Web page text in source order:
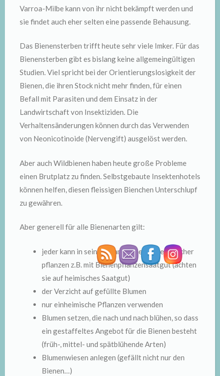
Varroa-Milbe kann von ihr nicht bekämpft werden und
sie findet auch eher selten eine passende Behausung.
Das Bienensterben trifft heute sehr viele Imker. Für das
Bienensterben gibt es bislang keine allgemeingültigen
Studien. Viel spricht bei der Orientierungslosigkeit der
Bienen, die ihren Stock nicht mehr finden, für einen
Befall mit Parasiten und dem Einsatz in der
Landwirtschaft von Insektiziden. Die
Verhaltensänderungen können durch das Verwenden
von Neonicotinoide (Nervengift) ausgelöst werden.
Aber auch Wildbienen haben heute große Probleme
einen Brutplatz zu finden. Selbstgebaute Insektenhotels
können helfen, diesen fleissigen Bienchen Unterschlupf
zu gewähren.
Aber generell für alle Bienenarten gilt:
jeder kann in seinem Garten bienenfreundlicher
pflanzen z.B. mit Bienenpflanzensaatgut (achten
sie auf heimisches Saatgut)
der Verzicht auf gefüllte Blumen
nur einheimische Pflanzen verwenden
Blumen setzen, die nach und nach blühen, so dass
ein gestaffeltes Angebot für die Bienen besteht
(früh-, mittel- und spätblühende Arten)
Blumenwiesen anlegen (gefällt nicht nur den
Bienen…)